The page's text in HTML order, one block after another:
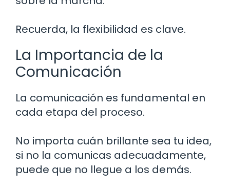
Recuerda, la flexibilidad es clave.
La Importancia de la
Comunicación
La comunicación es fundamental en
cada etapa del proceso.
No importa cuán brillante sea tu idea,
si no la comunicas adecuadamente,
puede que no llegue a los demás.